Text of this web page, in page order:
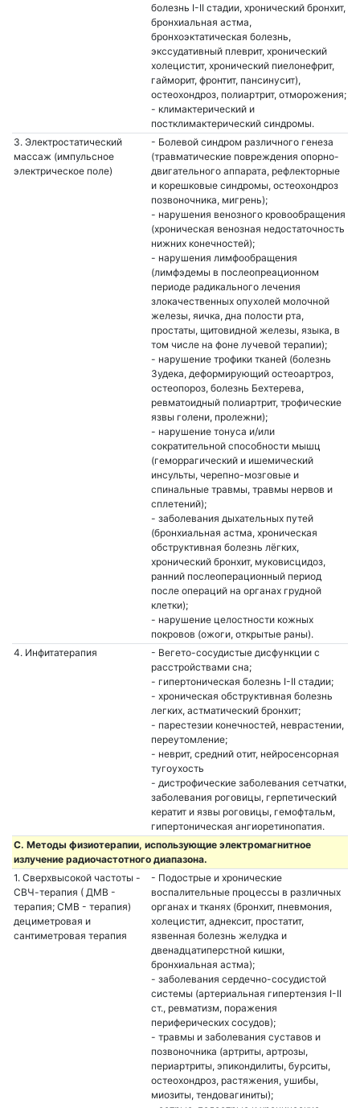
болезнь I-II стадии, хронический бронхит,
бронхиальная астма,
бронхоэктатическая болезнь,
экссудативный плеврит, хронический
холецистит, хронический пиелонефрит,
гайморит, фронтит, пансинусит),
остеохондроз, полиартрит, отморожения;
- климактерический и
постклимактерический синдромы.
3. Электростатический
массаж (импульсное
электрическое поле)
- Болевой синдром различного генеза
(травматические повреждения опорно-
двигательного аппарата, рефлекторные
и корешковые синдромы, остеохондроз
позвоночника, мигрень);
- нарушения венозного кровообращения
(хроническая венозная недостаточность
нижних конечностей);
- нарушения лимфообращения
(лимфэдемы в послеопреационном
периоде радикального лечения
злокачественных опухолей молочной
железы, яичка, дна полости рта,
простаты, щитовидной железы, языка, в
том числе на фоне лучевой терапии);
- нарушение трофики тканей (болезнь
Зудека, деформирующий остеоартроз,
остеопороз, болезнь Бехтерева,
ревматоидный полиартрит, трофические
язвы голени, пролежни);
- нарушение тонуса и/или
сократительной способности мышц
(геморрагический и ишемический
инсульты, черепно-мозговые и
спинальные травмы, травмы нервов и
сплетений);
- заболевания дыхательных путей
(бронхиальная астма, хроническая
обструктивная болезнь лёгких,
хронический бронхит, муковисцидоз,
ранний послеоперационный период
после операций на органах грудной
клетки);
- нарушение целостности кожных
покровов (ожоги, открытые раны).
4. Инфитатерапия
- Вегето-сосудистые дисфункции с
расстройствами сна;
- гипертоническая болезнь I-II стадии;
- хроническая обструктивная болезнь
легких, астматический бронхит;
- парестезии конечностей, неврастении,
переутомление;
- неврит, средний отит, нейросенсорная
тугоухость
- дистрофические заболевания сетчатки,
заболевания роговицы, герпетический
кератит и язвы роговицы, гемофтальм,
гипертоническая ангиоретинопатия.
C. Методы физиотерапии, использующие электромагнитное
излучение радиочастотного диапазона.
1. Сверхвысокой частоты -
СВЧ-терапия ( ДМВ -
терапия; СМВ - терапия)
дециметровая и
сантиметровая терапия
- Подострые и хронические
воспалительные процессы в различных
органах и тканях (бронхит, пневмония,
холецистит, аднексит, простатит,
язвенная болезнь желудка и
двенадцатиперстной кишки,
бронхиальная астма);
- заболевания сердечно-сосудистой
системы (артериальная гипертензия I-II
ст., ревматизм, поражения
периферических сосудов);
- травмы и заболевания суставов и
позвоночника (артриты, артрозы,
периартриты, эпикондилиты, бурситы,
остеохондроз, растяжения, ушибы,
миозиты, тендовагиниты);